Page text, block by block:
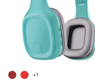
+1